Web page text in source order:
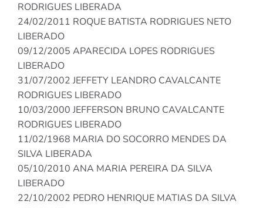
RODRIGUES LIBERADA
24/02/2011 ROQUE BATISTA RODRIGUES NETO
LIBERADO
09/12/2005 APARECIDA LOPES RODRIGUES
LIBERADO
31/07/2002 JEFFETY LEANDRO CAVALCANTE
RODRIGUES LIBERADO
10/03/2000 JEFFERSON BRUNO CAVALCANTE
RODRIGUES LIBERADO
11/02/1968 MARIA DO SOCORRO MENDES DA
SILVA LIBERADA
05/10/2010 ANA MARIA PEREIRA DA SILVA
LIBERADO
22/10/2002 PEDRO HENRIQUE MATIAS DA SILVA